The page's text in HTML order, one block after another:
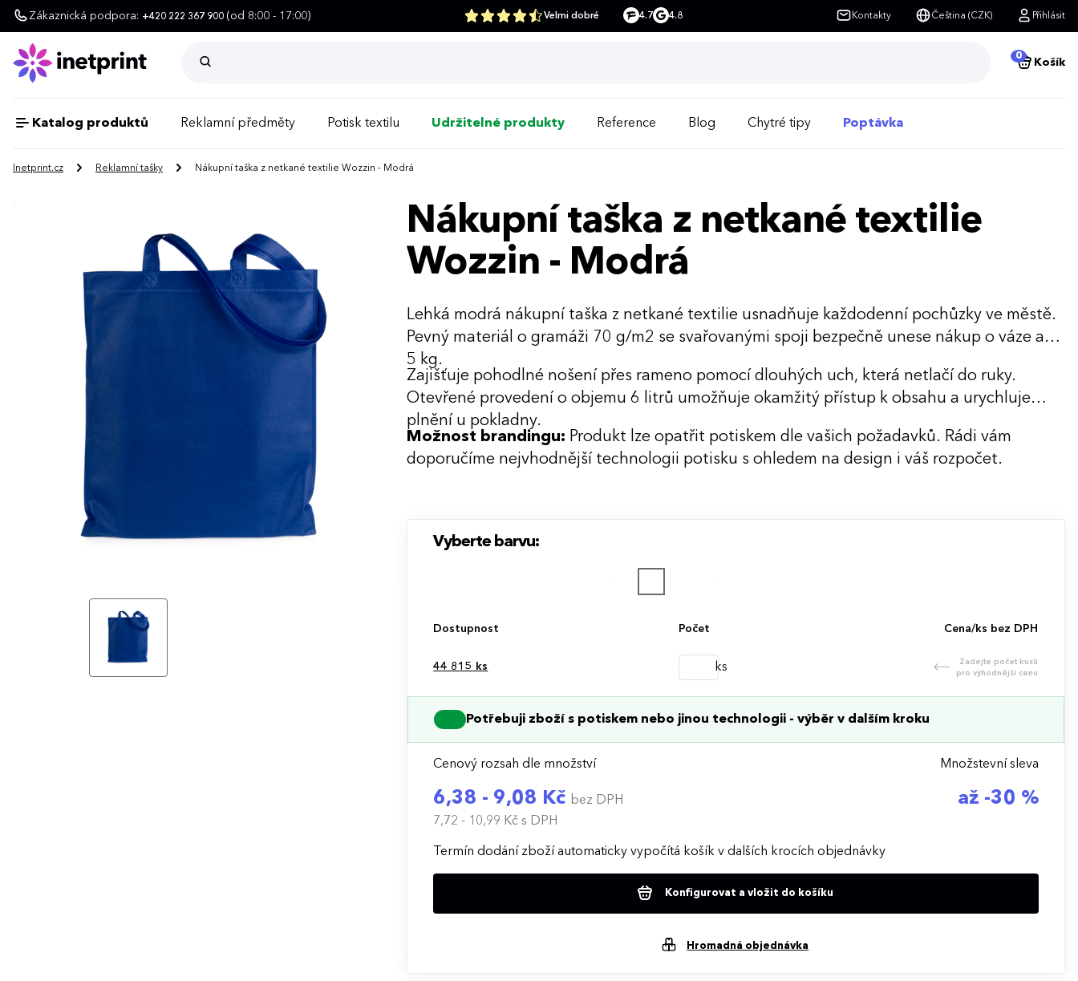
Zákaznická podpora: +420 222 367 900 (od 8:00 - 17:00) Velmi dobré 4.7 4.8 Kontakty Čeština (CZK) Přihlásit
0
Košík
Katalog produktů Reklamní předměty Potisk textilu Udržitelné produkty Reference Blog Chytré tipy Poptávka
Inetprint.cz Reklamní tašky Nákupní taška z netkané textilie Wozzin - Modrá
Nákupní taška z netkané textilie
Wozzin - Modrá
Lehká modrá nákupní taška z netkané textilie usnadňuje každodenní pochůzky ve městě.
Pevný materiál o gramáži 70 g/m2 se svařovanými spoji bezpečně unese nákup o váze až
5 kg.
Zajišťuje pohodlné nošení přes rameno pomocí dlouhých uch, která netlačí do ruky.
Otevřené provedení o objemu 6 litrů umožňuje okamžitý přístup k obsahu a urychluje
plnění u pokladny.
Možnost brandingu: Produkt lze opatřit potiskem dle vašich požadavků. Rádi vám
doporučíme nejvhodnější technologii potisku s ohledem na design i váš rozpočet.
Vyberte barvu:
Dostupnost Počet Cena/ks bez DPH
44 815 ks ks
Zadejte počet kusů
pro výhodnější cenu
Potřebuji zboží s potiskem nebo jinou technologii - výběr v dalším kroku
Cenový rozsah dle množství
6,38 - 9,08 Kč bez DPH
7,72 - 10,99 Kčs DPH
Množstevní sleva
až -30 %
Termín dodání zboží automaticky vypočítá košík v dalších krocích objednávky
Konfigurovat a vložit do košíku
Hromadná objednávka